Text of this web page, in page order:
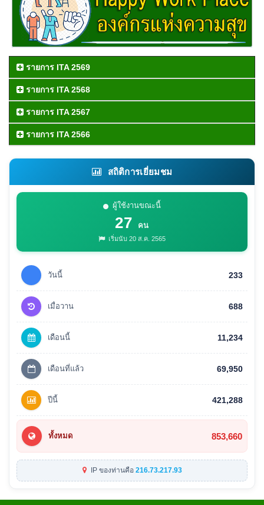
รายการ ITA 2569
รายการ ITA 2568
รายการ ITA 2567
รายการ ITA 2566
สถิติการเยี่ยมชม
ผู้ใช้งานขณะนี้
27 คน
เริ่มนับ 20 ส.ค. 2565
วันนี้ 233
เมื่อวาน 688
เดือนนี้ 11,234
เดือนที่แล้ว 69,950
ปีนี้ 421,288
ทั้งหมด 853,660
IP ของท่านคือ 216.73.217.93